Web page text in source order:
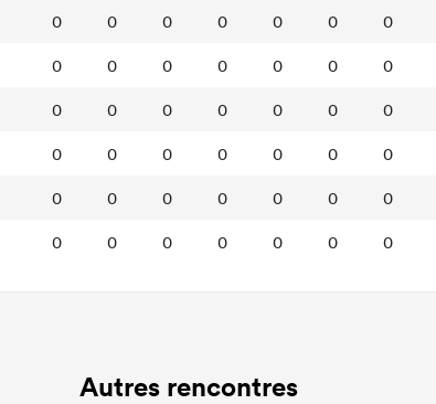
0 0 0 0 0 0 0
0 0 0 0 0 0 0
0 0 0 0 0 0 0
0 0 0 0 0 0 0
0 0 0 0 0 0 0
0 0 0 0 0 0 0
Autres rencontres